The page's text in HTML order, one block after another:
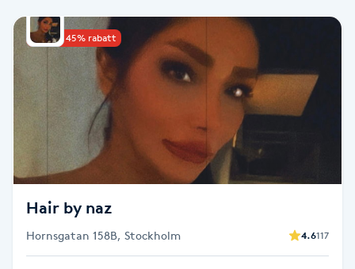
Headspa
Healing
Herrklippning
HIFU
Hollywood Peel
Hot Stone Massage
Upp till 45% rabatt
Hair by naz
Hornsgatan 158B, Stockholm 4.6117